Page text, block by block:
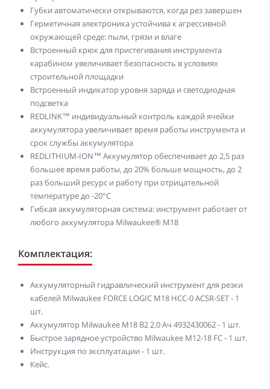
Губки автоматически открываются, когда рез завершен
Герметичная электроника устойчива к агрессивной
окружающей среде: пыли, грязи и влаге
Встроенный крюк для пристегивания инструмента
карабином увеличивает безопасность в условиях
строительной площадки
Встроенный индикатор уровня заряда и светодиодная
подсветка
REDLINK™ индивидуальный контроль каждой ячейки
аккумулятора увеличивает время работы инструмента и
срок службы аккумулятора
REDLITHIUM-ION™ Аккумулятор обеспечивает до 2,5 раз
большее время работы, до 20% больше мощность, до 2
раз больший ресурс и работу при отрицательной
температуре до -20°С
Гибкая аккумуляторная система: инструмент работает от
любого аккумулятора Milwaukee® M18
Комплектация:
Аккумуляторный гидравлический инструмент для резки
кабелей Milwaukee FORCE LOGIC M18 HCC-0 ACSR-SET - 1
шт.
Аккумулятор Milwaukee M18 B2 2.0 Ач 4932430062 - 1 шт.
Быстрое зарядное устройство Milwaukee M12-18 FC - 1 шт.
Инструкция по эксплуатации - 1 шт.
Кейс.